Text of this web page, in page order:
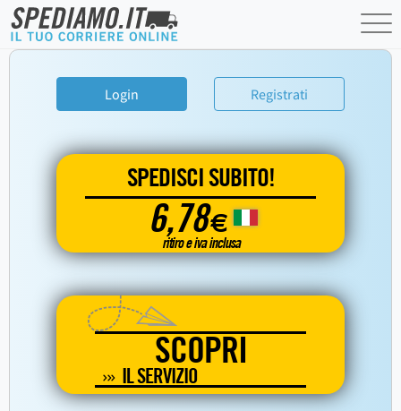
Login Registrati
SPEDISCI SUBITO!
6,78€
ritiro e iva inclusa
SCOPRI
IL SERVIZIO